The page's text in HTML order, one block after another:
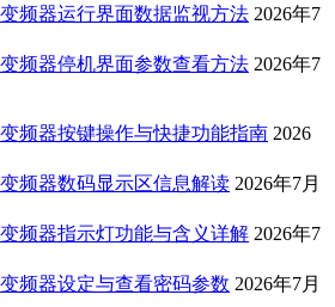
频器运行界面数据监视方法 2026年7
频器停机界面参数查看方法 2026年7
频器按键操作与快捷功能指南 2026
频器数码显示区信息解读 2026年7月
频器指示灯功能与含义详解 2026年7
频器设定与查看密码参数 2026年7月